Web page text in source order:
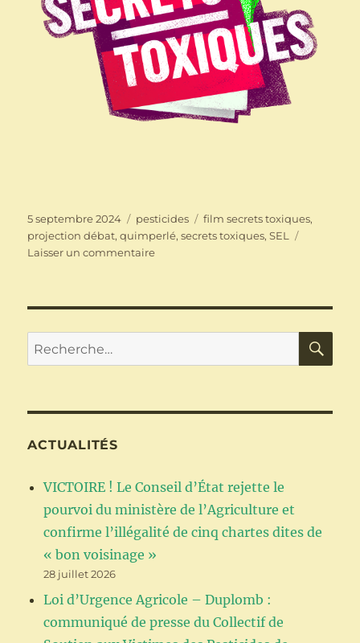
Publié
le
5 septembre 2024 Catégories
pesticides Étiquettes
film secrets toxiques,
projection débat,quimperlé,secrets toxiques,SEL
Laisser un commentairesur
SECRETS
–
Recherche
pour :
ACTUALITÉS
VICTOIRE ! Le Conseil d’État rejette le
pourvoi du ministère de l’Agriculture et
confirme l’illégalité de cinq chartes dites de
« bon voisinage »
28 juillet 2026
Loi d’Urgence Agricole – Duplomb :
communiqué de presse du Collectif de